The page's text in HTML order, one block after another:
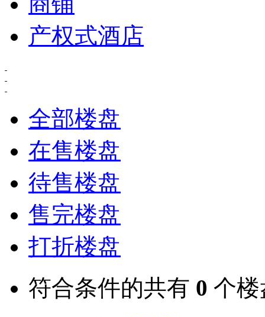
产权式酒店
全部楼盘
在售楼盘
待售楼盘
售完楼盘
打折楼盘
符合条件的共有 0 个楼